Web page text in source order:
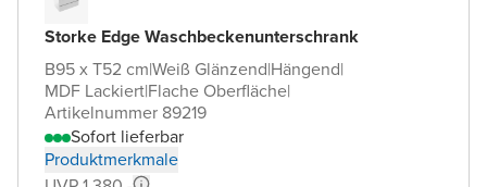
Storke Edge Waschbeckenunterschrank
B95 x T52 cm|Weiß Glänzend|Hängend|
MDF Lackiert|Flache Oberfläche|
Artikelnummer 89219
Sofort lieferbar
Produktmerkmale